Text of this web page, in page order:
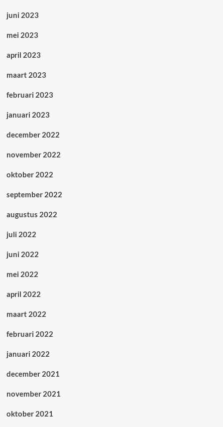
juni 2023
mei 2023
april 2023
maart 2023
februari 2023
januari 2023
december 2022
november 2022
oktober 2022
september 2022
augustus 2022
juli 2022
juni 2022
mei 2022
april 2022
maart 2022
februari 2022
januari 2022
december 2021
november 2021
oktober 2021